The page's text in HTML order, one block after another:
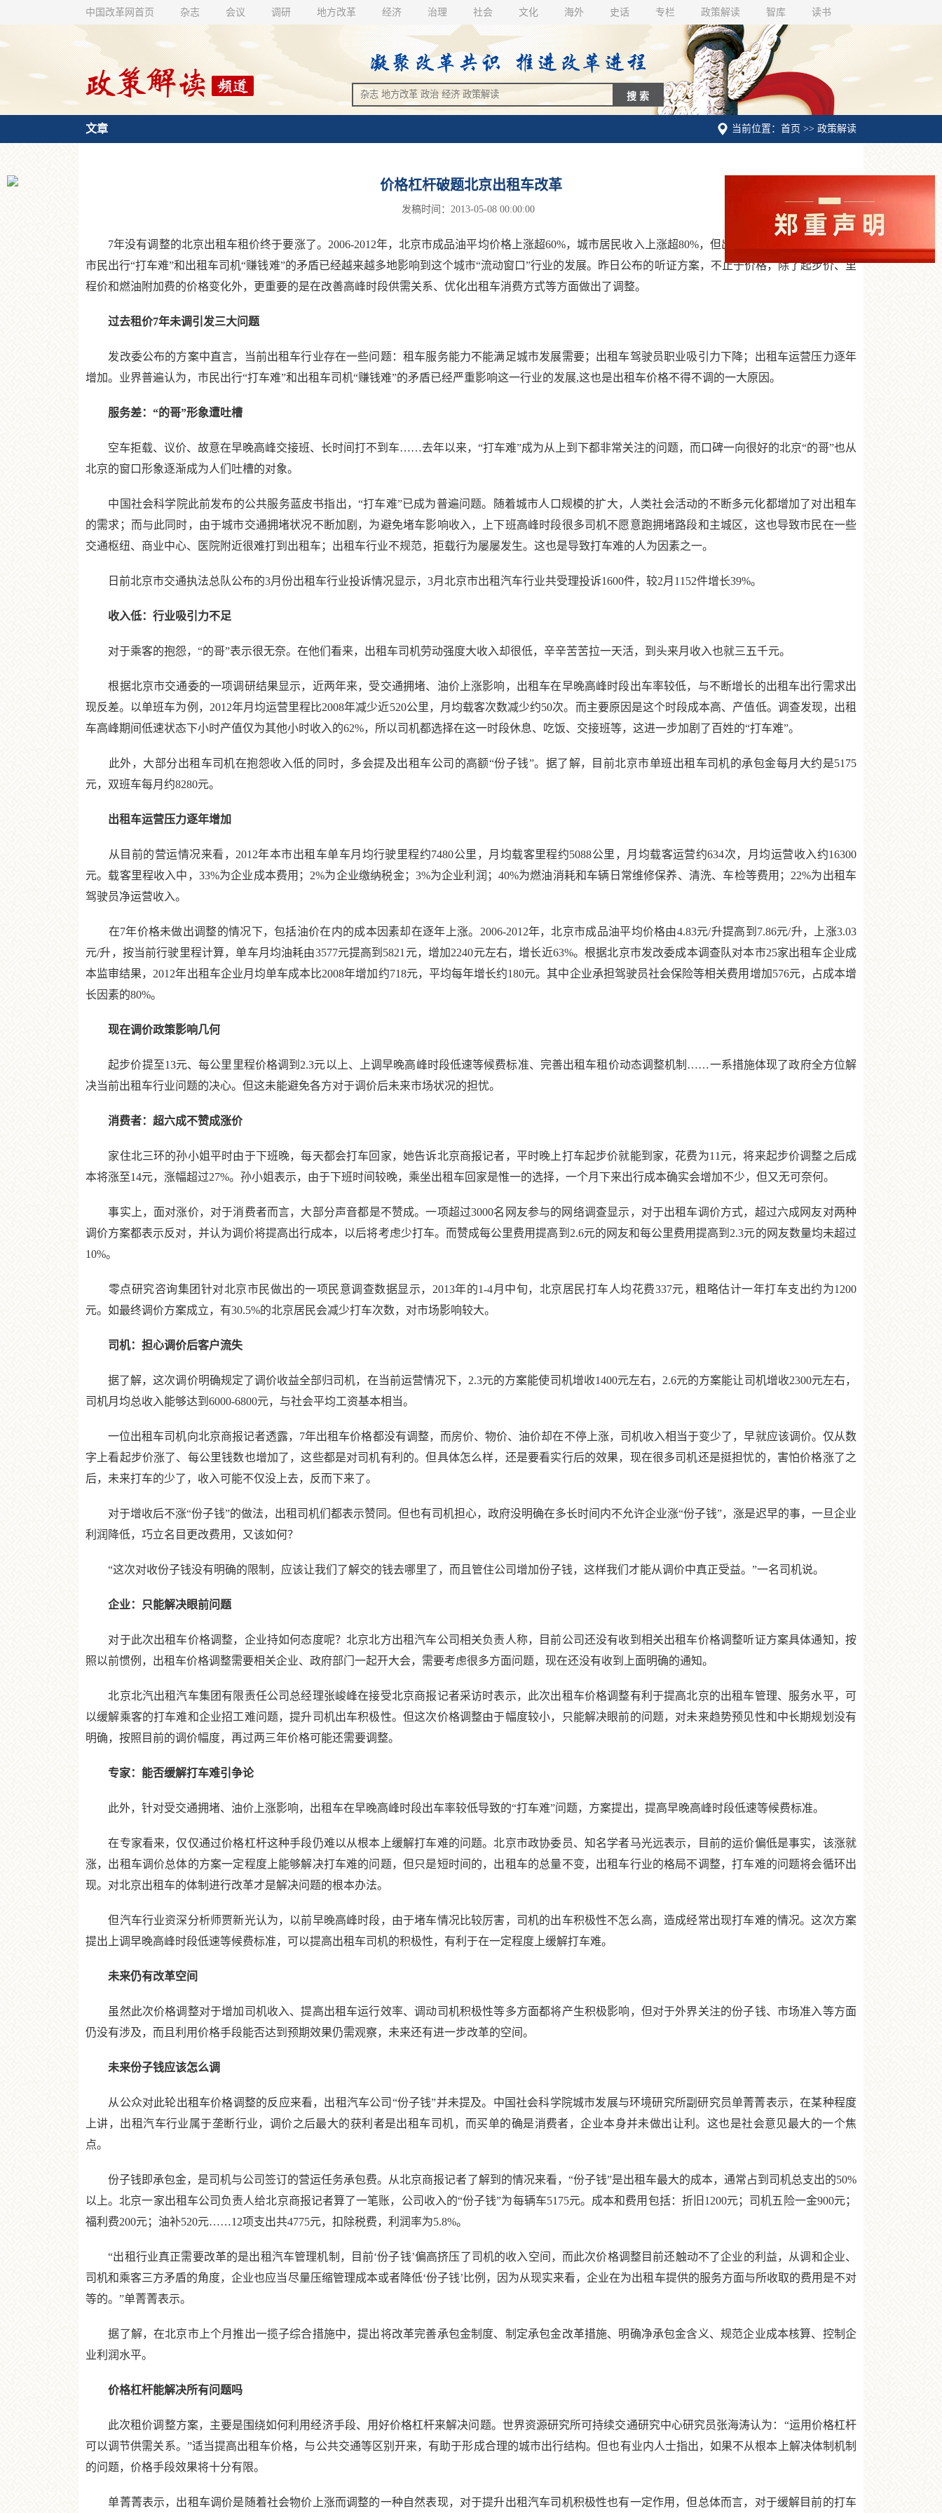
中国改革网首页 杂志 会议 调研 地方改革 经济 治理 社会 文化 海外 史话 专栏 政策解读 智库 读书
当前位置：首页 >> 政策解读
文章
价格杠杆破题北京出租车改革
发稿时间：2013-05-08 00:00:00
7年没有调整的北京出租车租价终于要涨了。2006-2012年，北京市成品油平均价格上涨超60%，城市居民收入上涨超80%，但出租车租价始终未做调整，
市民出行“打车难”和出租车司机“赚钱难”的矛盾已经越来越多地影响到这个城市“流动窗口”行业的发展。昨日公布的听证方案，不止于价格，除了起步价、里
程价和燃油附加费的价格变化外，更重要的是在改善高峰时段供需关系、优化出租车消费方式等方面做出了调整。
过去租价7年未调引发三大问题
发改委公布的方案中直言，当前出租车行业存在一些问题：租车服务能力不能满足城市发展需要；出租车驾驶员职业吸引力下降；出租车运营压力逐年
增加。业界普遍认为，市民出行“打车难”和出租车司机“赚钱难”的矛盾已经严重影响这一行业的发展,这也是出租车价格不得不调的一大原因。
服务差：“的哥”形象遭吐槽
空车拒载、议价、故意在早晚高峰交接班、长时间打不到车……去年以来，“打车难”成为从上到下都非常关注的问题，而口碑一向很好的北京“的哥”也从
北京的窗口形象逐渐成为人们吐槽的对象。
中国社会科学院此前发布的公共服务蓝皮书指出，“打车难”已成为普遍问题。随着城市人口规模的扩大，人类社会活动的不断多元化都增加了对出租车
的需求；而与此同时，由于城市交通拥堵状况不断加剧，为避免堵车影响收入，上下班高峰时段很多司机不愿意跑拥堵路段和主城区，这也导致市民在一些
交通枢纽、商业中心、医院附近很难打到出租车；出租车行业不规范，拒载行为屡屡发生。这也是导致打车难的人为因素之一。
日前北京市交通执法总队公布的3月份出租车行业投诉情况显示，3月北京市出租汽车行业共受理投诉1600件，较2月1152件增长39%。
收入低：行业吸引力不足
对于乘客的抱怨，“的哥”表示很无奈。在他们看来，出租车司机劳动强度大收入却很低，辛辛苦苦拉一天活，到头来月收入也就三五千元。
根据北京市交通委的一项调研结果显示，近两年来，受交通拥堵、油价上涨影响，出租车在早晚高峰时段出车率较低，与不断增长的出租车出行需求出
现反差。以单班车为例，2012年月均运营里程比2008年减少近520公里，月均载客次数减少约50次。而主要原因是这个时段成本高、产值低。调查发现，出租
车高峰期间低速状态下小时产值仅为其他小时收入的62%，所以司机都选择在这一时段休息、吃饭、交接班等，这进一步加剧了百姓的“打车难”。
此外，大部分出租车司机在抱怨收入低的同时，多会提及出租车公司的高额“份子钱”。据了解，目前北京市单班出租车司机的承包金每月大约是5175
元，双班车每月约8280元。
出租车运营压力逐年增加
从目前的营运情况来看，2012年本市出租车单车月均行驶里程约7480公里，月均载客里程约5088公里，月均载客运营约634次，月均运营收入约16300
元。载客里程收入中，33%为企业成本费用；2%为企业缴纳税金；3%为企业利润；40%为燃油消耗和车辆日常维修保养、清洗、车检等费用；22%为出租车
驾驶员净运营收入。
在7年价格未做出调整的情况下，包括油价在内的成本因素却在逐年上涨。2006-2012年，北京市成品油平均价格由4.83元/升提高到7.86元/升，上涨3.03
元/升，按当前行驶里程计算，单车月均油耗由3577元提高到5821元，增加2240元左右，增长近63%。根据北京市发改委成本调查队对本市25家出租车企业成
本监审结果，2012年出租车企业月均单车成本比2008年增加约718元，平均每年增长约180元。其中企业承担驾驶员社会保险等相关费用增加576元，占成本增
长因素的80%。
现在调价政策影响几何
起步价提至13元、每公里里程价格调到2.3元以上、上调早晚高峰时段低速等候费标准、完善出租车租价动态调整机制……一系措施体现了政府全方位解
决当前出租车行业问题的决心。但这未能避免各方对于调价后未来市场状况的担忧。
消费者：超六成不赞成涨价
家住北三环的孙小姐平时由于下班晚，每天都会打车回家，她告诉北京商报记者，平时晚上打车起步价就能到家，花费为11元，将来起步价调整之后成
本将涨至14元，涨幅超过27%。孙小姐表示，由于下班时间较晚，乘坐出租车回家是惟一的选择，一个月下来出行成本确实会增加不少，但又无可奈何。
事实上，面对涨价，对于消费者而言，大部分声音都是不赞成。一项超过3000名网友参与的网络调查显示，对于出租车调价方式，超过六成网友对两种
调价方案都表示反对，并认为调价将提高出行成本，以后将考虑少打车。而赞成每公里费用提高到2.6元的网友和每公里费用提高到2.3元的网友数量均未超过
10%。
零点研究咨询集团针对北京市民做出的一项民意调查数据显示，2013年的1-4月中旬，北京居民打车人均花费337元，粗略估计一年打车支出约为1200
元。如最终调价方案成立，有30.5%的北京居民会减少打车次数，对市场影响较大。
司机：担心调价后客户流失
据了解，这次调价明确规定了调价收益全部归司机，在当前运营情况下，2.3元的方案能使司机增收1400元左右，2.6元的方案能让司机增收2300元左右，
司机月均总收入能够达到6000-6800元，与社会平均工资基本相当。
一位出租车司机向北京商报记者透露，7年出租车价格都没有调整，而房价、物价、油价却在不停上涨，司机收入相当于变少了，早就应该调价。仅从数
字上看起步价涨了、每公里钱数也增加了，这些都是对司机有利的。但具体怎么样，还是要看实行后的效果，现在很多司机还是挺担忧的，害怕价格涨了之
后，未来打车的少了，收入可能不仅没上去，反而下来了。
对于增收后不涨“份子钱”的做法，出租司机们都表示赞同。但也有司机担心，政府没明确在多长时间内不允许企业涨“份子钱”，涨是迟早的事，一旦企业
利润降低，巧立名目更改费用，又该如何？
“这次对收份子钱没有明确的限制，应该让我们了解交的钱去哪里了，而且管住公司增加份子钱，这样我们才能从调价中真正受益。”一名司机说。
企业：只能解决眼前问题
对于此次出租车价格调整，企业持如何态度呢？北京北方出租汽车公司相关负责人称，目前公司还没有收到相关出租车价格调整听证方案具体通知，按
照以前惯例，出租车价格调整需要相关企业、政府部门一起开大会，需要考虑很多方面问题，现在还没有收到上面明确的通知。
北京北汽出租汽车集团有限责任公司总经理张峻峰在接受北京商报记者采访时表示，此次出租车价格调整有利于提高北京的出租车管理、服务水平，可
以缓解乘客的打车难和企业招工难问题，提升司机出车积极性。但这次价格调整由于幅度较小，只能解决眼前的问题，对未来趋势预见性和中长期规划没有
明确，按照目前的调价幅度，再过两三年价格可能还需要调整。
专家：能否缓解打车难引争论
此外，针对受交通拥堵、油价上涨影响，出租车在早晚高峰时段出车率较低导致的“打车难”问题，方案提出，提高早晚高峰时段低速等候费标准。
在专家看来，仅仅通过价格杠杆这种手段仍难以从根本上缓解打车难的问题。北京市政协委员、知名学者马光远表示，目前的运价偏低是事实，该涨就
涨，出租车调价总体的方案一定程度上能够解决打车难的问题，但只是短时间的，出租车的总量不变，出租车行业的格局不调整，打车难的问题将会循环出
现。对北京出租车的体制进行改革才是解决问题的根本办法。
但汽车行业资深分析师贾新光认为，以前早晚高峰时段，由于堵车情况比较厉害，司机的出车积极性不怎么高，造成经常出现打车难的情况。这次方案
提出上调早晚高峰时段低速等候费标准，可以提高出租车司机的积极性，有利于在一定程度上缓解打车难。
未来仍有改革空间
虽然此次价格调整对于增加司机收入、提高出租车运行效率、调动司机积极性等多方面都将产生积极影响，但对于外界关注的份子钱、市场准入等方面
仍没有涉及，而且利用价格手段能否达到预期效果仍需观察，未来还有进一步改革的空间。
未来份子钱应该怎么调
从公众对此轮出租车价格调整的反应来看，出租汽车公司“份子钱”并未提及。中国社会科学院城市发展与环境研究所副研究员单菁菁表示，在某种程度
上讲，出租汽车行业属于垄断行业，调价之后最大的获利者是出租车司机，而买单的确是消费者，企业本身并未做出让利。这也是社会意见最大的一个焦
点。
份子钱即承包金，是司机与公司签订的营运任务承包费。从北京商报记者了解到的情况来看，“份子钱”是出租车最大的成本，通常占到司机总支出的50%
以上。北京一家出租车公司负责人给北京商报记者算了一笔账，公司收入的“份子钱”为每辆车5175元。成本和费用包括：折旧1200元；司机五险一金900元；
福利费200元；油补520元……12项支出共4775元，扣除税费，利润率为5.8%。
“出租行业真正需要改革的是出租汽车管理机制，目前‘份子钱’偏高挤压了司机的收入空间，而此次价格调整目前还触动不了企业的利益，从调和企业、
司机和乘客三方矛盾的角度，企业也应当尽量压缩管理成本或者降低‘份子钱’比例，因为从现实来看，企业在为出租车提供的服务方面与所收取的费用是不对
等的。”单菁菁表示。
据了解，在北京市上个月推出一揽子综合措施中，提出将改革完善承包金制度、制定承包金改革措施、明确净承包金含义、规范企业成本核算、控制企
业利润水平。
价格杠杆能解决所有问题吗
此次租价调整方案，主要是围绕如何利用经济手段、用好价格杠杆来解决问题。世界资源研究所可持续交通研究中心研究员张海涛认为：“运用价格杠杆
可以调节供需关系。”适当提高出租车价格，与公共交通等区别开来，有助于形成合理的城市出行结构。但也有业内人士指出，如果不从根本上解决体制机制
的问题，价格手段效果将十分有限。
单菁菁表示，出租车调价是随着社会物价上涨而调整的一种自然表现，对于提升出租汽车司机积极性也有一定作用，但总体而言，对于缓解目前的打车